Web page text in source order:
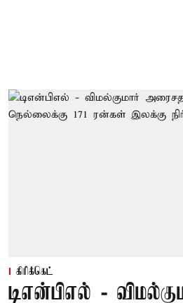
கிரிக்கெட்
டிஎன்பிஎல் -